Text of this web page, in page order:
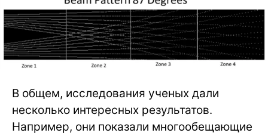
В общем, исследования ученых дали
несколько интересных результатов.
Например, они показали многообещающие